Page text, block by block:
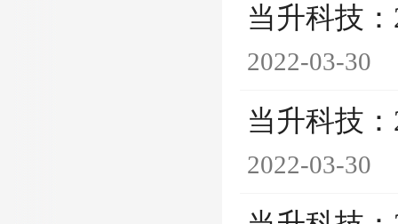
当升科技
2022-03-30
当升科技
2022-03-30